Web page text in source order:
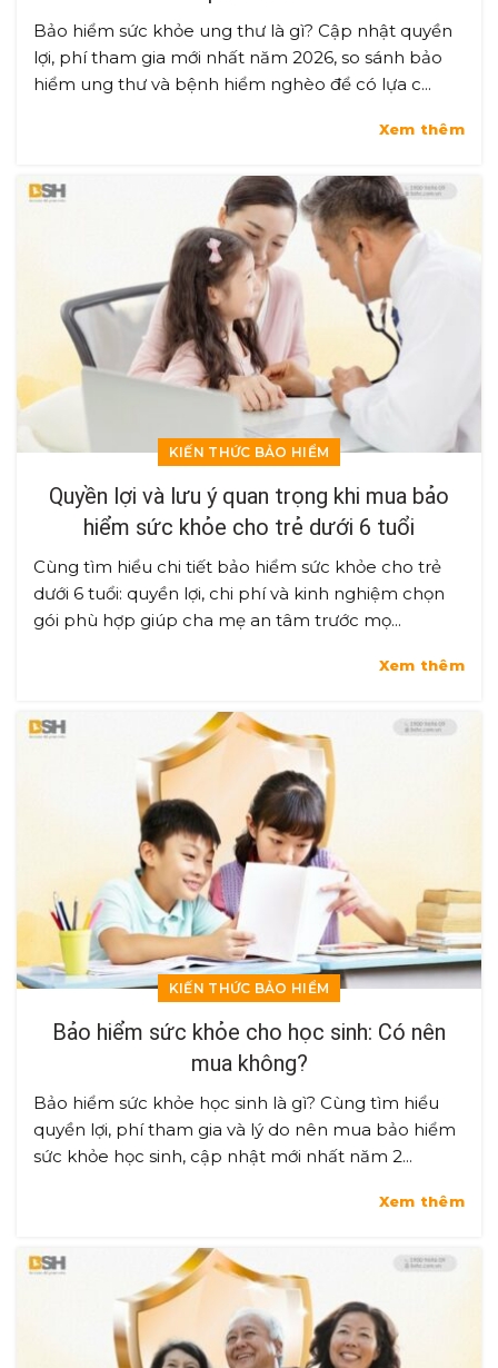
Bảo hiểm sức khỏe ung thư là gì? Cập nhật quyền
lợi, phí tham gia mới nhất năm 2026, so sánh bảo
hiểm ung thư và bệnh hiểm nghèo để có lựa c...
Xem thêm
KIẾN THỨC BẢO HIỂM
Quyền lợi và lưu ý quan trọng khi mua bảo
hiểm sức khỏe cho trẻ dưới 6 tuổi
Cùng tìm hiểu chi tiết bảo hiểm sức khỏe cho trẻ
dưới 6 tuổi: quyền lợi, chi phí và kinh nghiệm chọn
gói phù hợp giúp cha mẹ an tâm trước mọ...
Xem thêm
KIẾN THỨC BẢO HIỂM
Bảo hiểm sức khỏe cho học sinh: Có nên
mua không?
Bảo hiểm sức khỏe học sinh là gì? Cùng tìm hiểu
quyền lợi, phí tham gia và lý do nên mua bảo hiểm
sức khỏe học sinh, cập nhật mới nhất năm 2...
Xem thêm